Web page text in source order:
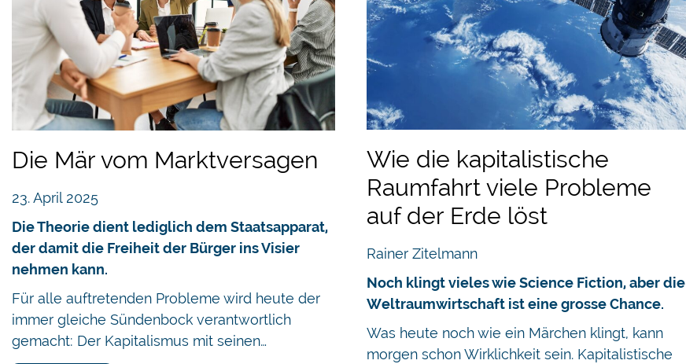
Die Mär vom Marktversagen
23. April 2025
Die Theorie dient lediglich dem Staatsapparat,
der damit die Freiheit der Bürger ins Visier
nehmen kann.
Für alle auftretenden Probleme wird heute der
immer gleiche Sündenbock verantwortlich
gemacht: Der Kapitalismus mit seinen…
Wie die kapitalistische
Raumfahrt viele Probleme
auf der Erde löst
Rainer Zitelmann
Noch klingt vieles wie Science Fiction, aber die
Weltraumwirtschaft ist eine grosse Chance.
Was heute noch wie ein Märchen klingt, kann
morgen schon Wirklichkeit sein. Kapitalistische